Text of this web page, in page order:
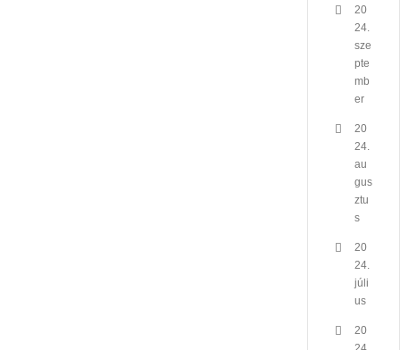
20
24.
sze
pte
mb
er
20
24.
au
gus
ztu
s
20
24.
júli
us
20